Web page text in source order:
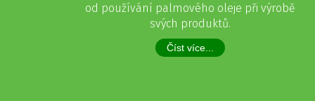
od používání palmového oleje při výrobě
svých produktů.
Číst více...